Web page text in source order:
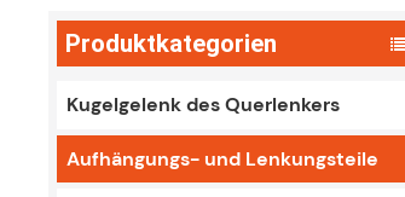
Produktkategorien
Kugelgelenk des Querlenkers
Aufhängungs- und Lenkungsteile